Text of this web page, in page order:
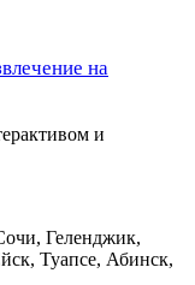
на
и
Геленджик,
Туапсе, Абинск,